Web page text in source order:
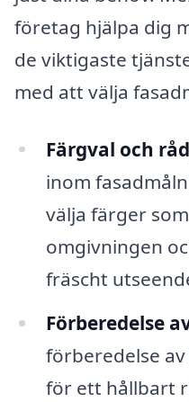
företag hjälpa dig
de viktigaste
med att välja
Färgval och
inom
välja färger
omgivningen
fräscht
Förberedelse
förberedelse
för ett hållbart